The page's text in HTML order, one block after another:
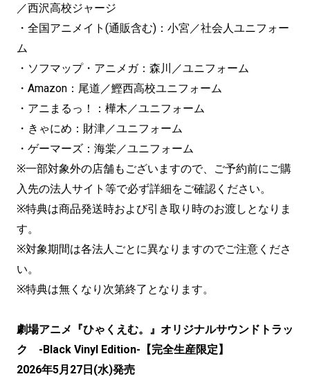
／西沢高校ジャージ
・全国アニメイト(通販含む)：小宮／社会人ユニフォー
ム
・ソフマップ・アニメガ：森川／ユニフォーム
・Amazon：尾道／鰹西高校ユニフォーム
・アニまるっ！：樺木／ユニフォーム
・きゃにめ：財津／ユニフォーム
・ゲーマーズ：海棠／ユニフォーム
※一部対象外の店舗もございますので、ご予約前にご購
入先の法人サイト等で必ず詳細をご確認ください。
※特典は商品発送時および引き取り時のお渡しとなりま
す。
※対象期間は各法人ごとに異なりますのでご注意くださ
い。
※特典は無くなり次第終了となります。
劇場アニメ『ひゃくえむ。』オリジナルサウンドトラッ
ク -Black Vinyl Edition-【完全生産限定】
2026年5月27日(水)発売